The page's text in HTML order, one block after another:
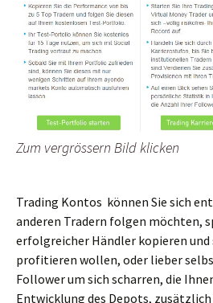
Zum vergrössern Bild klicken
Trading Kontos können Sie sich
anderen Tradern folgen möchten,
erfolgreicher Händler kopieren und
profitieren wollen, oder lieber
Follower um sich scharren, die
Entwicklung des Depots,